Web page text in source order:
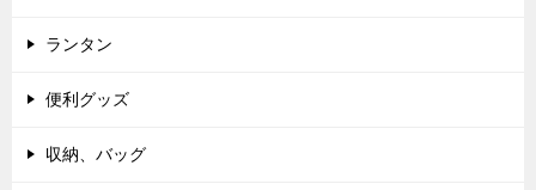
ランタン
便利グッズ
収納、バッグ